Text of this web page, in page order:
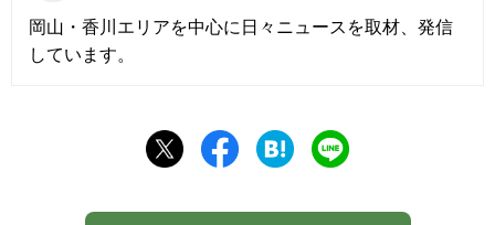
岡山・香川エリアを中心に日々ニュースを取材、発信
しています。